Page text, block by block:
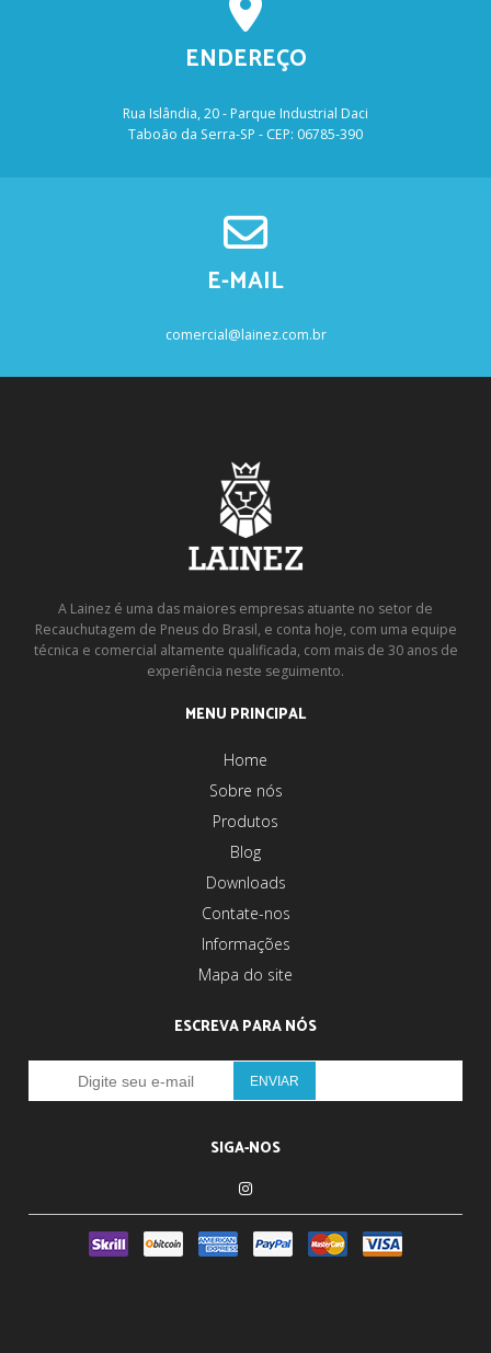
ENDEREÇO
Rua Islândia, 20 - Parque Industrial Daci
Taboão da Serra-SP - CEP: 06785-390
E-MAIL
comercial@lainez.com.br
A Lainez é uma das maiores empresas atuante no setor de
Recauchutagem de Pneus do Brasil, e conta hoje, com uma equipe
técnica e comercial altamente qualificada, com mais de 30 anos de
experiência neste seguimento.
MENU PRINCIPAL
Home
Sobre nós
Produtos
Blog
Downloads
Contate-nos
Informações
Mapa do site
ESCREVA PARA NÓS
SIGA-NOS